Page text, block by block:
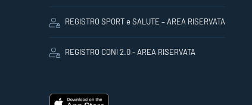
REGISTRO SPORT e SALUTE – AREA RISERVATA
REGISTRO CONI 2.0 - AREA RISERVATA